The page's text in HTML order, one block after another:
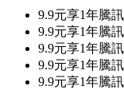
9.9元享1年騰訊
9.9元享1年騰
9.9元享1年騰
9.9元享1年騰訊
9.9元享1年騰訊